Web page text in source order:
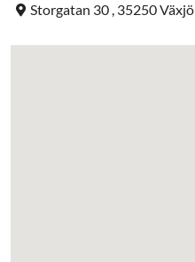
Storgatan 30 , 35250 Växjö